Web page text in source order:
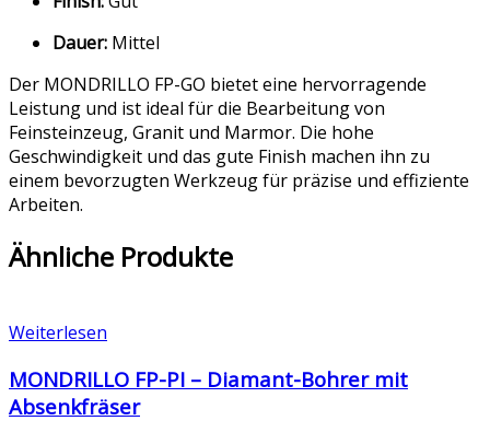
Dauer: Mittel
Der MONDRILLO FP-GO bietet eine hervorragende
Leistung und ist ideal für die Bearbeitung von
Feinsteinzeug, Granit und Marmor. Die hohe
Geschwindigkeit und das gute Finish machen ihn zu
einem bevorzugten Werkzeug für präzise und effiziente
Arbeiten.
Ähnliche Produkte
Weiterlesen
MONDRILLO FP-PI – Diamant-Bohrer mit
Absenkfräser